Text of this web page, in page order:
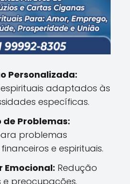
Personalizada:
adaptados às
específicas.
de Problemas:
problemas
e espirituais.
Emocional: Redução
e preocupações.